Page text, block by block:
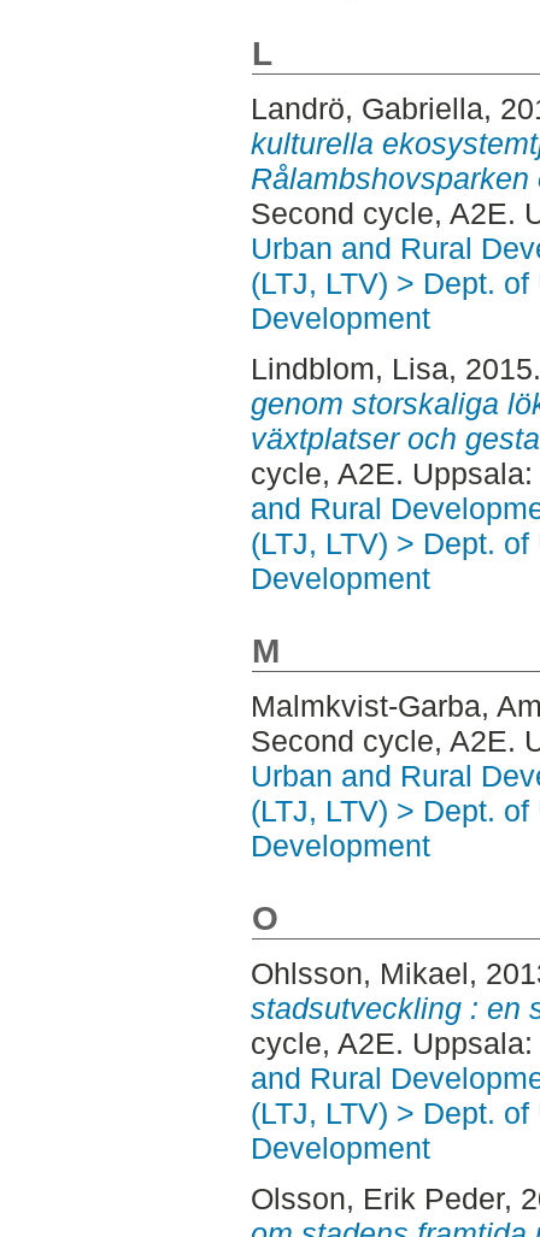
L
Landrö, Gabriella,
kulturella
Second cycle, A2E.
Urban and Rural
(LTJ, LTV) > Dept.
Development
Lindblom, Lisa,
genom storskaliga
växtplatser och
cycle, A2E. Uppsala:
and Rural
(LTJ, LTV) > Dept.
Development
M
Malmkvist-Garba,
Second cycle, A2E.
Urban and Rural
(LTJ, LTV) > Dept.
Development
O
Ohlsson, Mikael,
stadsutveckling : en
cycle, A2E. Uppsala:
and Rural
(LTJ, LTV) > Dept.
Development
Olsson, Erik Peder,